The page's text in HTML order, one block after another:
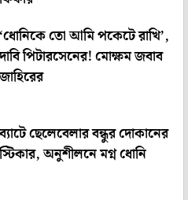
‘ধোনিকে তো আমি পকেটে রাখি’,
দাবি পিটারসেনের! মোক্ষম জবাব
জাহিরের
ব্যাটে ছেলেবেলার বন্ধুর দোকানের
স্টিকার, অনুশীলনে মগ্ন ধোনি